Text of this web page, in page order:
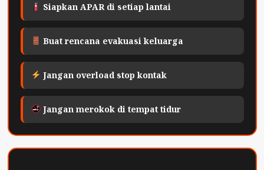
Siapkan APAR di setiap lantai
Buat rencana evakuasi keluarga
Jangan overload stop kontak
Jangan merokok di tempat tidur